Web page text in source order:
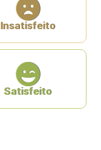
Insatisfeito
Satisfeito